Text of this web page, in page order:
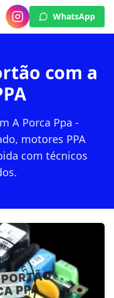
WhatsApp
com a
A Porca Ppa -
motores PPA
com técnicos